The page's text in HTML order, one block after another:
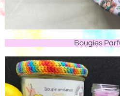
Bougies